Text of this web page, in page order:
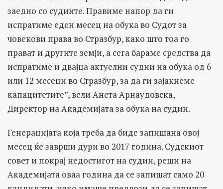
заедно со судиите. Правиме напор да ги
испратиме еден месец на обука во Судот за
човекови права во Стразбур, како што тоа го
прават и другите земји, а сега бараме средства да
испратиме и двајца актуелни судии на обука од 6
или 12 месеци во Стразбур, за да ги зајакнеме
капацитетите”, вели Анета Арнаудовска,
Директор на Академијата за обука на судии.
Генерацијата која треба да биде запишана овој
месец ќе заврши дури во 2017 година. Судскиот
совет и покрај недостигот на судии, реши на
Академијата оваа година да се запишат само 20